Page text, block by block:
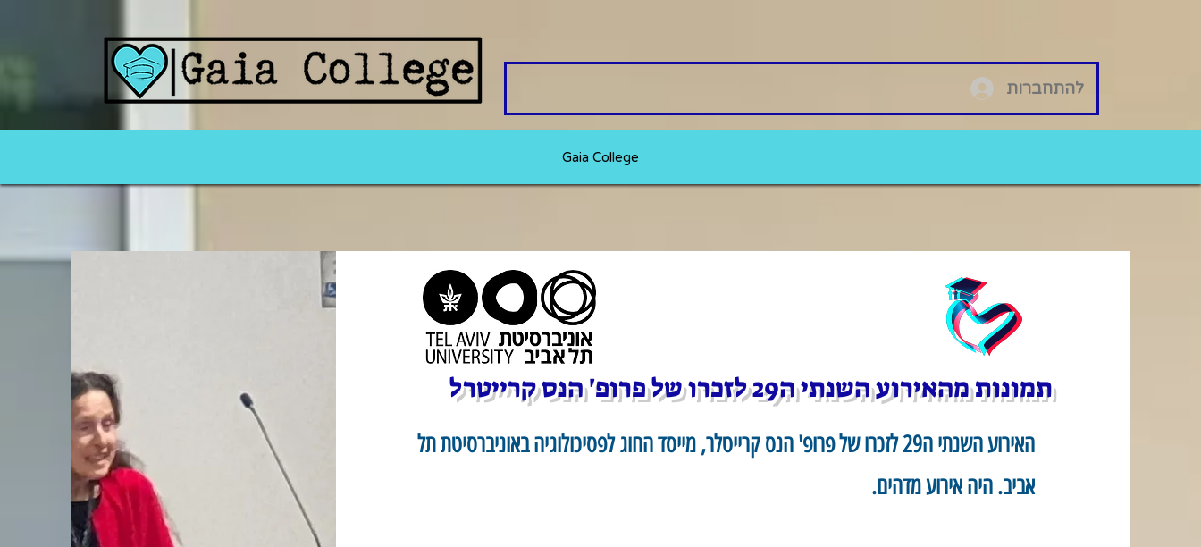
להתחברות
Gaia College
תמונות מהאירוע השנתי ה29 לזכרו של פרופ' הנס קרייטרל
האירוע השנתי ה29 לזכרו של פרופ' הנס קרייטלר, מייסד החוג לפסיכולוגיה באוניברסיטת תל
אביב. היה אירוע מדהים.